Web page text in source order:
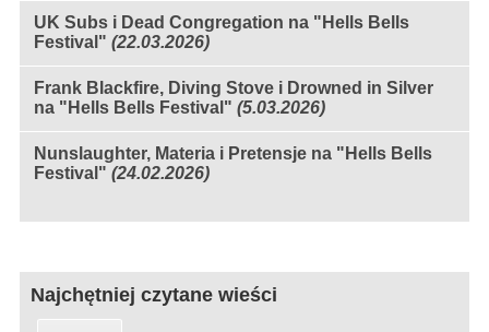
UK Subs i Dead Congregation na "Hells Bells
Festival" (22.03.2026)
Frank Blackfire, Diving Stove i Drowned in Silver
na "Hells Bells Festival" (5.03.2026)
Nunslaughter, Materia i Pretensje na "Hells Bells
Festival" (24.02.2026)
Najchętniej czytane wieści